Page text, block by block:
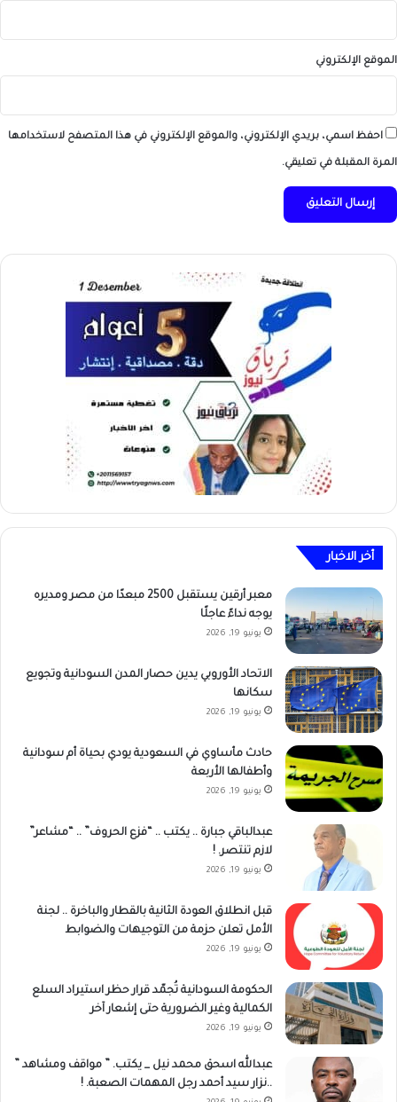
الموقع الإلكتروني
احفظ اسمي، بريدي الإلكتروني، والموقع الإلكتروني في هذا المتصفح لاستخدامها
المرة المقبلة في تعليقي.
أخر الاخبار
معبر أرقين يستقبل 2500 مبعدًا من مصر ومديره
يوجه نداءً عاجلًا
يونيو 19, 2026
الاتحاد الأوروبي يدين حصار المدن السودانية وتجويع
سكانها
يونيو 19, 2026
حادث مأساوي في السعودية يودي بحياة أم سودانية
وأطفالها الأربعة
يونيو 19, 2026
عبدالباقي جبارة .. يكتب .. “فزع الحروف” .. “مشاعر”
لازم تنتصر. !
يونيو 19, 2026
قبل انطلاق العودة الثانية بالقطار والباخرة .. لجنة
الأمل تعلن حزمة من التوجيهات والضوابط
يونيو 19, 2026
الحكومة السودانية تُجمّد قرار حظر استيراد السلع
الكمالية وغير الضرورية حتى إشعار آخر
يونيو 19, 2026
عبدالله اسحق محمد نيل _ يكتب. ” مواقف ومشاهد ”
..نزار سيد أحمد رجل المهمات الصعبة. !